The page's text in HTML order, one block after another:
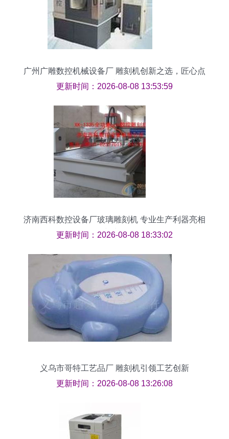
广州广雕数控机械设备厂 雕刻机创新之选，匠心点
亮岭南工艺
更新时间：2026-08-08 13:53:59
济南西科数控设备厂玻璃雕刻机 专业生产利器亮相
中玻网
更新时间：2026-08-08 18:33:02
义乌市哥特工艺品厂 雕刻机引领工艺创新
更新时间：2026-08-08 13:26:08